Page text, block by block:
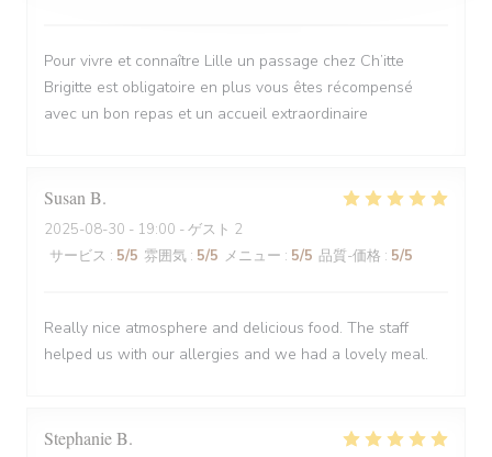
Pour vivre et connaître Lille un passage chez Ch’itte
Brigitte est obligatoire en plus vous êtes récompensé
avec un bon repas et un accueil extraordinaire
Susan B
2025-08-30 - 19:00 - ゲスト 2
サービス : 5/5 雰囲気 : 5/5 メニュー : 5/5 品質-価格 : 5/5
Really nice atmosphere and delicious food. The staff
helped us with our allergies and we had a lovely meal.
StephanieB